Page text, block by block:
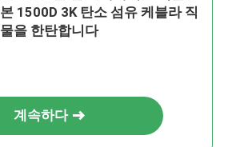
본 1500D 3K 탄소 섬유 케블라 직
물을 한탄합니다
계속하다